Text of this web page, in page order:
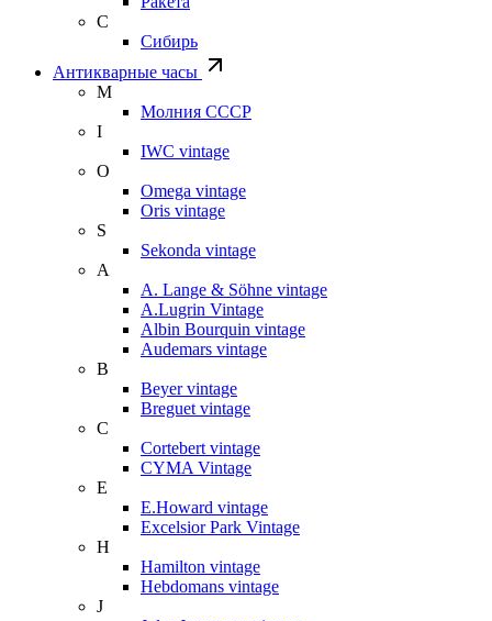
С
Сибирь
Антикварные часы
М
Молния СССР
I
IWC vintage
O
Omega vintage
Oris vintage
S
Sekonda vintage
A
A. Lange & Söhne vintage
A.Lugrin Vintage
Albin Bourquin vintage
Audemars vintage
B
Beyer vintage
Breguet vintage
C
Cortebert vintage
CYMA Vintage
E
E.Howard vintage
Excelsior Park Vintage
H
Hamilton vintage
Hebdomans vintage
J